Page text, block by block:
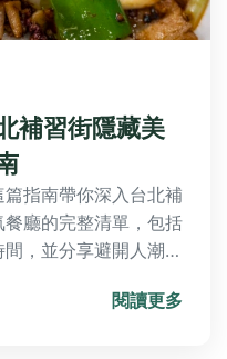
補習街隱藏美
指南帶你深入台北補
廳的完整清單，包括
，並分享避開人潮的
閱讀更多